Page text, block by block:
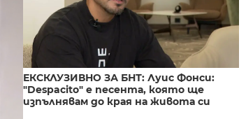
ЕКСКЛУЗИВНО ЗА БНТ: Луис Фонси:
"Despacito" е песента, която ще
изпълнявам до края на живота си